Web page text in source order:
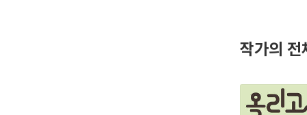
작가의 전